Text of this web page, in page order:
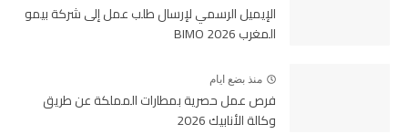
الإيميل الرسمي لإرسال طلب عمل إلى شركة بيمو
المغرب BIMO 2026
منذ بضع ايام
فرص عمل حصرية بمطارات المملكة عن طريق
وكالة الأنابيك 2026